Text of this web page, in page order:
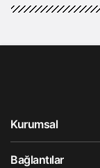
Kurumsal
Bağlantılar